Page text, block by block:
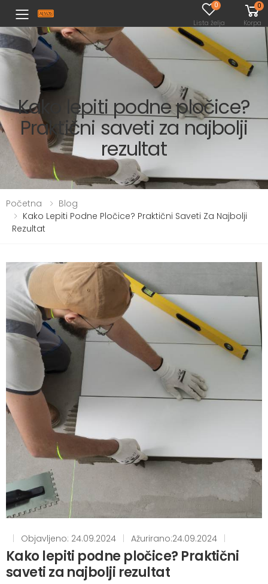
Toggle mobile menu
0
Lista želja
0
Korpa
Kako lepiti podne pločice?
Praktični saveti za najbolji
rezultat
Početna
Blog
Kako Lepiti Podne Pločice? Praktični Saveti Za Najbolji
Rezultat
Objavljeno: 24.09.2024 Ažurirano:24.09.2024
Kako lepiti podne pločice? Praktični
saveti za najbolji rezultat